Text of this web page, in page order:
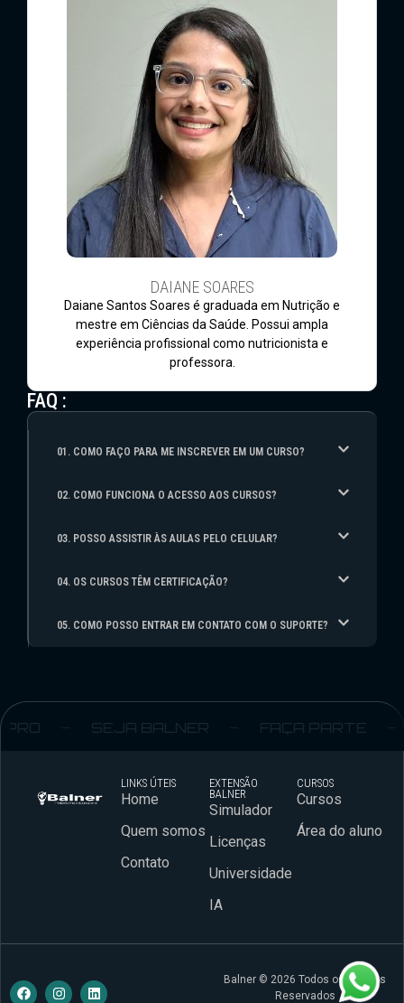
DAIANE SOARES
Daiane Santos Soares é graduada em Nutrição e
mestre em Ciências da Saúde. Possui ampla
experiência profissional como nutricionista e
professora.
FAQ :
01. COMO FAÇO PARA ME INSCREVER EM UM CURSO?
02. COMO FUNCIONA O ACESSO AOS CURSOS?
03. POSSO ASSISTIR ÀS AULAS PELO CELULAR?
04. OS CURSOS TÊM CERTIFICAÇÃO?
05. COMO POSSO ENTRAR EM CONTATO COM O SUPORTE?
SEJA BALNER FAÇA PARTE
LINKS ÚTEIS
Home
Quem somos
Contato
EXTENSÃO
BALNER
Simulador
Licenças
Universidade
IA
CURSOS
Cursos
Área do aluno
Balner © 2026 Todos os Direitos
Reservados